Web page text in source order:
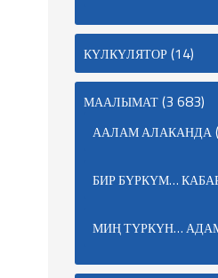
КҮЛКҮЛЯТОР(14)
МААЛЫМАТ(3 683)
ААЛАМ АЛАКАНДА
БИР БҮРКҮМ…
МИҢ ТҮРКҮН…